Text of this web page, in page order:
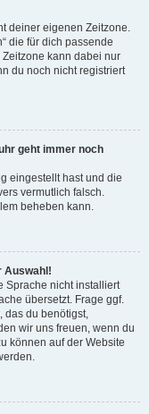
deiner eigenen Zeitzone.
die für dich passende
kann dabei nur
du noch nicht registriert
geht immer noch
eingestellt hast und die
vermutlich falsch.
beheben kann.
Auswahl!
Sprache nicht installiert
übersetzt. Frage ggf.
das du benötigst,
wir uns freuen, wenn du
können auf der Website